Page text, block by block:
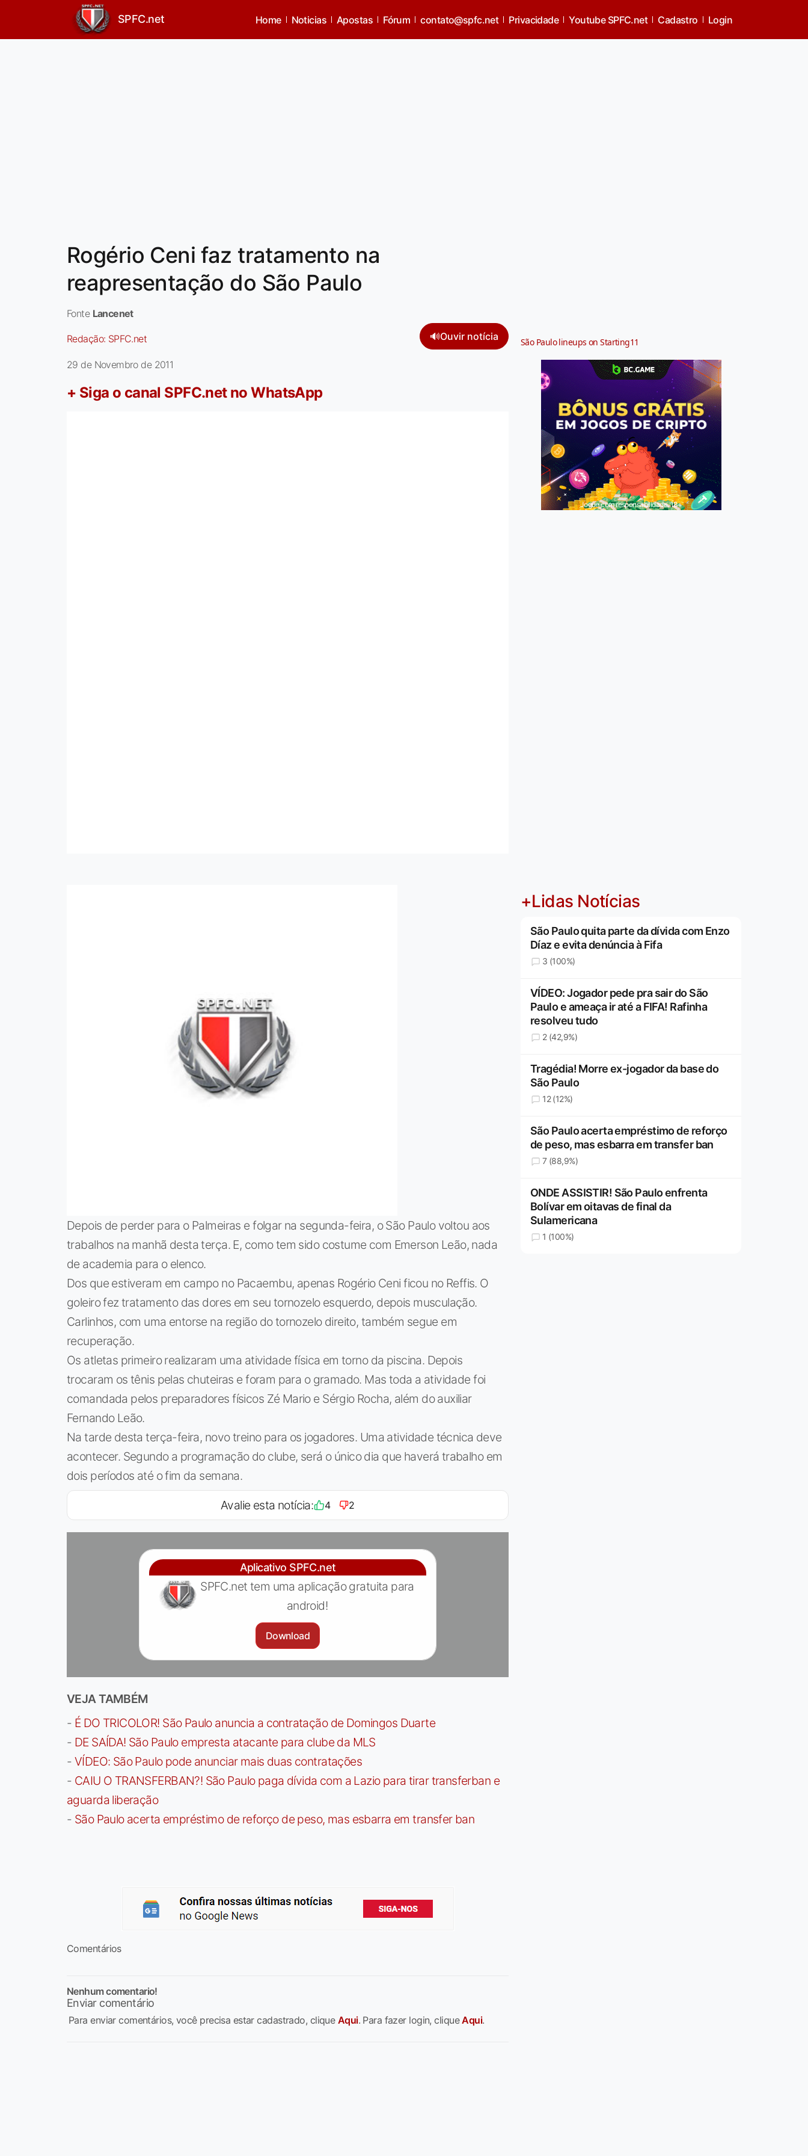
SPFC.net Home Noticias Apostas Fórum contato@spfc.net Privacidade Youtube SPFC.net Cadastro Login
Rogério Ceni faz tratamento na
reapresentação do São Paulo
Fonte Lancenet
Redação: SPFC.net 🔊Ouvir notícia
29 de Novembro de 2011
+ Siga o canal SPFC.net no WhatsApp
Depois de perder para o Palmeiras e folgar na segunda-feira, o São Paulo voltou aos
trabalhos na manhã desta terça. E, como tem sido costume com Emerson Leão, nada
de academia para o elenco.
Dos que estiveram em campo no Pacaembu, apenas Rogério Ceni ficou no Reffis. O
goleiro fez tratamento das dores em seu tornozelo esquerdo, depois musculação.
Carlinhos, com uma entorse na região do tornozelo direito, também segue em
recuperação.
Os atletas primeiro realizaram uma atividade física em torno da piscina. Depois
trocaram os tênis pelas chuteiras e foram para o gramado. Mas toda a atividade foi
comandada pelos preparadores físicos Zé Mario e Sérgio Rocha, além do auxiliar
Fernando Leão.
Na tarde desta terça-feira, novo treino para os jogadores. Uma atividade técnica deve
acontecer. Segundo a programação do clube, será o único dia que haverá trabalho em
dois períodos até o fim da semana.
Avalie esta notícia: 4 2
Aplicativo SPFC.net
SPFC.net tem uma aplicação gratuita para
android!
Download
VEJA TAMBÉM
- É DO TRICOLOR! São Paulo anuncia a contratação de Domingos Duarte
- DE SAÍDA! São Paulo empresta atacante para clube da MLS
- VÍDEO: São Paulo pode anunciar mais duas contratações
- CAIU O TRANSFERBAN?! São Paulo paga dívida com a Lazio para tirar transferban e
aguarda liberação
- São Paulo acerta empréstimo de reforço de peso, mas esbarra em transfer ban
Comentários
Nenhum comentario!
Enviar comentário
Para enviar comentários, você precisa estar cadastrado, clique Aqui. Para fazer login, cliqueAqui.
São Paulo lineups on Starting11
Jogue com responsabilidade. 18+
+Lidas Notícias
São Paulo quita parte da dívida com Enzo
Díaz e evita denúncia à Fifa
3 (100%)
VÍDEO: Jogador pede pra sair do São
Paulo e ameaça ir até a FIFA! Rafinha
resolveu tudo
2 (42,9%)
Tragédia! Morre ex-jogador da base do
São Paulo
12 (12%)
São Paulo acerta empréstimo de reforço
de peso, mas esbarra em transfer ban
7 (88,9%)
ONDE ASSISTIR! São Paulo enfrenta
Bolívar em oitavas de final da
Sulamericana
1 (100%)